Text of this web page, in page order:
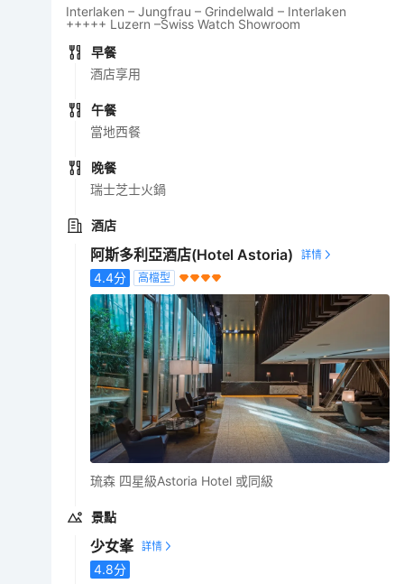
Interlaken – Jungfrau – Grindelwald – Interlaken
+++++ Luzern –Swiss Watch Showroom
早餐
酒店享用
午餐
當地西餐
晚餐
瑞士芝士火鍋
酒店
阿斯多利亞酒店(Hotel Astoria)
4.4分 高檔型
琉森 四星級Astoria Hotel 或同級
景點
少女峯
4.8分